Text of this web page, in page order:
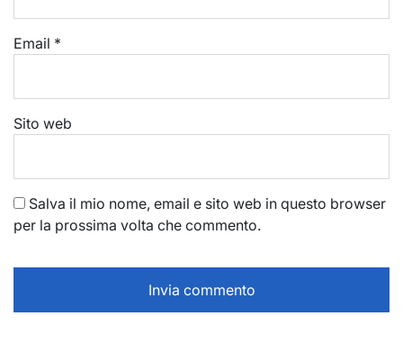
Email *
Sito web
Salva il mio nome, email e sito web in questo browser
per la prossima volta che commento.